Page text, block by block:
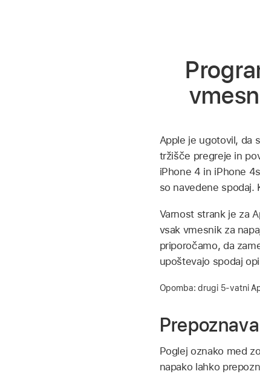
Apple je ugotovil, da
tržišče pregreje in
iPhone 4 in iPhone
so navedene spodaj.
Varnost strank je za
vsak vmesnik za
priporočamo, da
upoštevajo spodaj
Opomba: drugi 5-vatni
Poglej oznako med
napako lahko